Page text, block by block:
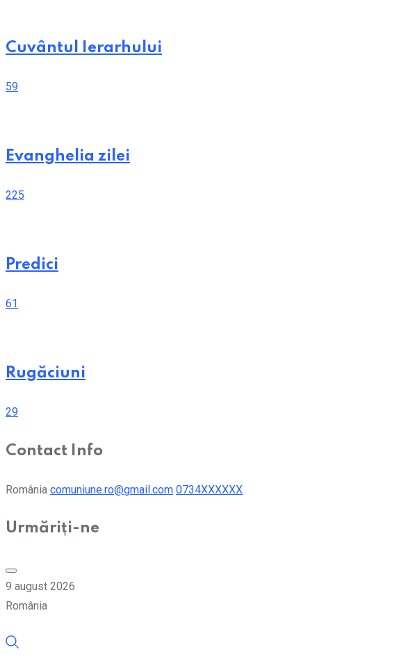
Cuvântul Ierarhului
59
Evanghelia zilei
225
Predici
61
Rugăciuni
29
Contact Info
România comuniune.ro@gmail.com 0734XXXXXX
Urmăriți-ne
9 august 2026
România